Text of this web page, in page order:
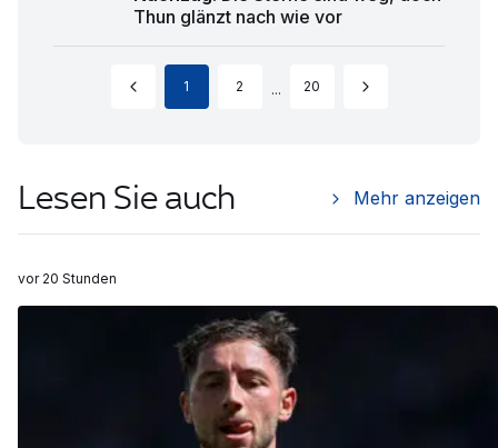
Thun glänzt nach wie vor
1 2 ... 20
Lesen Sie auch Mehr anzeigen
vor 20 Stunden